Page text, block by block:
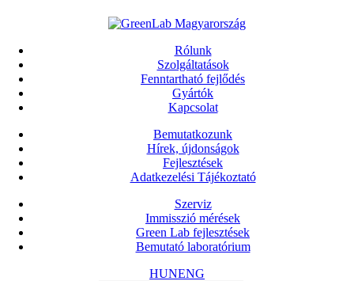
Rólunk
Szolgáltatások
Fenntartható fejlődés
Gyártók
Kapcsolat
Bemutatkozunk
Hírek, újdonságok
Fejlesztések
Adatkezelési Tájékoztató
Szerviz
Immisszió mérések
Green Lab fejlesztések
Bemutató laboratórium
HUNENG